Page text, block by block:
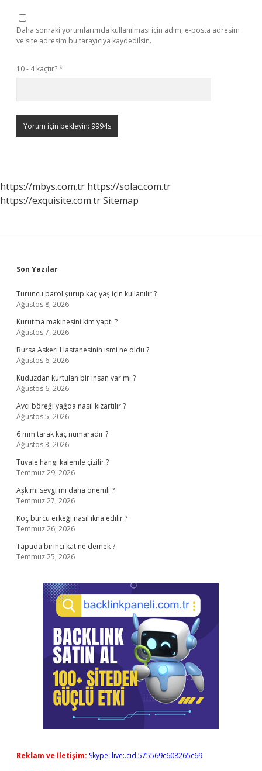
Daha sonraki yorumlarımda kullanılması için adım, e-posta adresim
ve site adresim bu tarayıcıya kaydedilsin.
10 - 4 kaçtır?*
https://mbys.com.tr https://solac.com.tr
https://exquisite.com.trSitemap
Sidebar
Son Yazılar
Turuncu parol şurup kaç yaş için kullanılır ?
Ağustos 8, 2026
Kurutma makinesini kim yaptı ?
Ağustos 7, 2026
Bursa Askeri Hastanesinin ismi ne oldu ?
Ağustos 6, 2026
Kuduzdan kurtulan bir insan var mı ?
Ağustos 6, 2026
Avcı böreği yağda nasıl kızartılır ?
Ağustos 5, 2026
6 mm tarak kaç numaradır ?
Ağustos 3, 2026
Tuvale hangi kalemle çizilir ?
Temmuz 29, 2026
Aşk mı sevgi mi daha önemli ?
Temmuz 27, 2026
Koç burcu erkeği nasıl ikna edilir ?
Temmuz 26, 2026
Tapuda birinci kat ne demek ?
Temmuz 25, 2026
Reklam ve İletişim: Skype: live:.cid.575569c608265c69